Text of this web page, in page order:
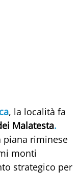
, la località fa
Malatesta.
piana riminese
monti
strategico per